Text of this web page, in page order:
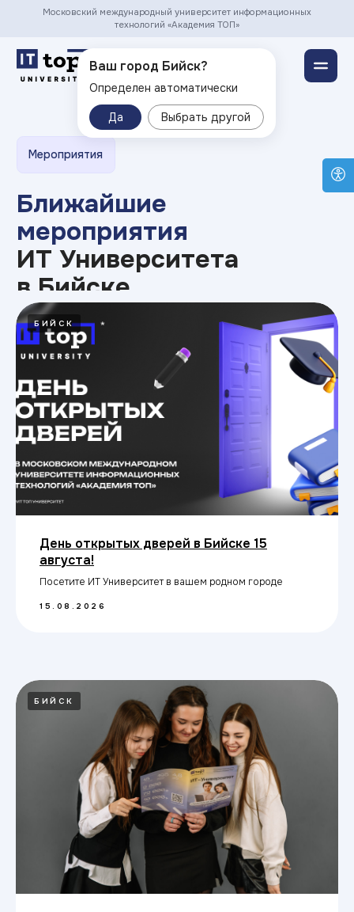
Ваш город Бийск?
Да Выбрать другой
Определен автоматически
Московский международный университет информационных
технологий «Академия ТОП»
Ближайшие
мероприятия
в Бийске
БИЙСК
День открытых дверей в Бийске 15
августа!
Посетите ИТ Университет в вашем родном городе
15.08.2026
БИЙСК
ИТ ТОП Университет
© 2026. Все права защищены
Дизайн